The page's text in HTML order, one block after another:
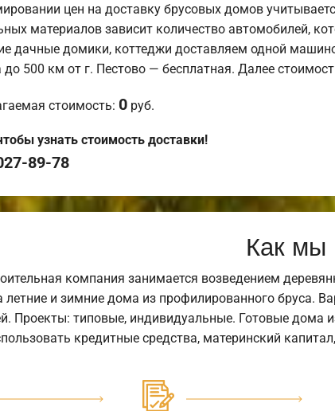
цен на доставку брусовых домов
материалов зависит количество автомобилей,
дачные домики, коттеджи доставляем одной
500 км от г. Пестово — бесплатная. Далее
стоимость: 0 руб.
узнать стоимость доставки!
89-78
Как мы
компания занимается возведением
летние и зимние дома из профилированного бруса.
Проекты: типовые, индивидуальные. Готовые дома
кредитные средства, материнский